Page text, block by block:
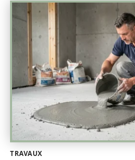
TRAVAUX